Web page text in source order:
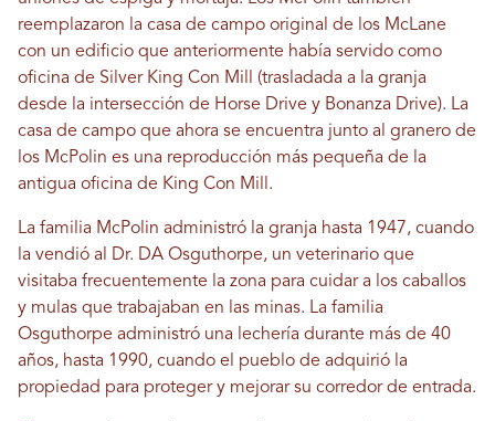
reemplazaron la casa de campo original de los McLane
con un edificio que anteriormente había servido como
oficina de Silver King Con Mill (trasladada a la granja
desde la intersección de Horse Drive y Bonanza Drive). La
casa de campo que ahora se encuentra junto al granero de
los McPolin es una reproducción más pequeña de la
antigua oficina de King Con Mill.
La familia McPolin administró la granja hasta 1947, cuando
la vendió al Dr. DA Osguthorpe, un veterinario que
visitaba frecuentemente la zona para cuidar a los caballos
y mulas que trabajaban en las minas. La familia
Osguthorpe administró una lechería durante más de 40
años, hasta 1990, cuando el pueblo de adquirió la
propiedad para proteger y mejorar su corredor de entrada.